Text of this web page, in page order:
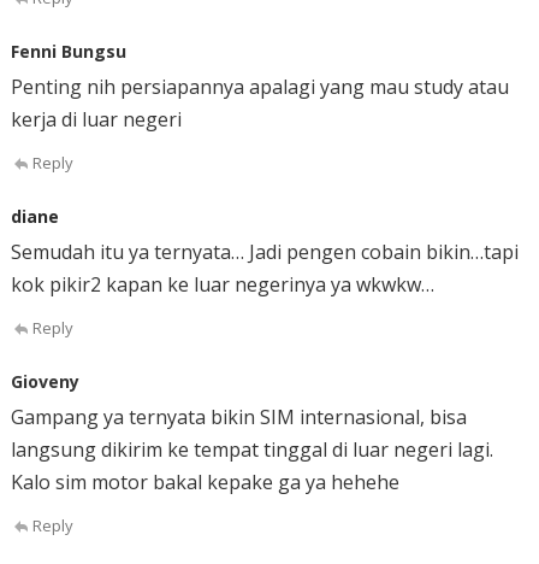
Fenni Bungsu
Penting nih persiapannya apalagi yang mau study atau
kerja di luar negeri
Reply
diane
Semudah itu ya ternyata… Jadi pengen cobain bikin…tapi
kok pikir2 kapan ke luar negerinya ya wkwkw…
Reply
Gioveny
Gampang ya ternyata bikin SIM internasional, bisa
langsung dikirim ke tempat tinggal di luar negeri lagi.
Kalo sim motor bakal kepake ga ya hehehe
Reply